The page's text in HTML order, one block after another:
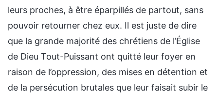
leurs proches, à être éparpillés de partout, sans
pouvoir retourner chez eux. Il est juste de dire
que la grande majorité des chrétiens de l’Église
de Dieu Tout-Puissant ont quitté leur foyer en
raison de l’oppression, des mises en détention et
de la persécution brutales que leur faisait subir le